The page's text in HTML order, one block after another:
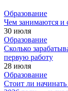
Образование
Чем занимаются и
30 июля
Образование
Сколько
первую работу
28 июля
Образование
Стоит ли